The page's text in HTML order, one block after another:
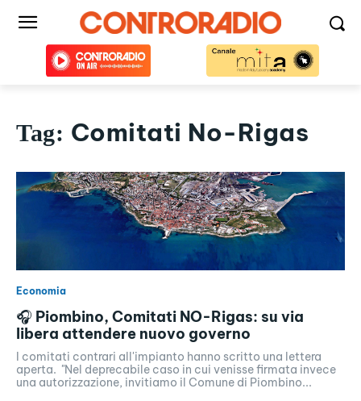
Tag: Comitati No-Rigas
Economia
🎧 Piombino, Comitati NO-Rigas: su via
libera attendere nuovo governo
I comitati contrari all'impianto hanno scritto una lettera
aperta. "Nel deprecabile caso in cui venisse firmata invece
una autorizzazione, invitiamo il Comune di Piombino...